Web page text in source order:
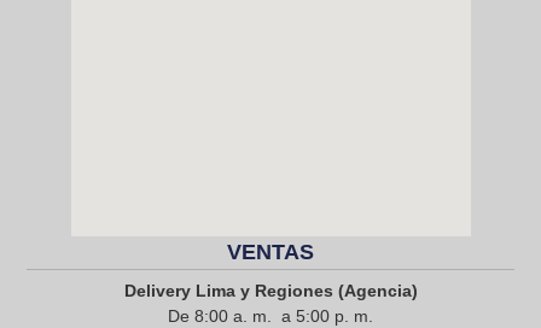
VENTAS
Delivery Lima y Regiones (Agencia)
De 8:00 a. m. a 5:00 p. m.